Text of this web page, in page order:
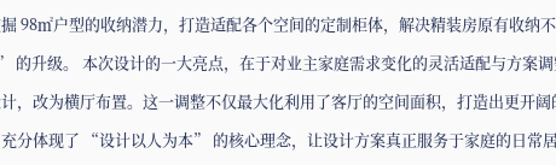
98㎡户型的收纳潜力，打造适配各个空间的定制柜体，解决精装房原有收
级。 本次设计的一大亮点，在于对业主家庭需求变化的灵活适配与方案调
，改为横厅布置。这一调整不仅最大化利用了客厅的空间面积，打造出更开
分体现了 “设计以人为本” 的核心理念，让设计方案真正服务于家庭的日